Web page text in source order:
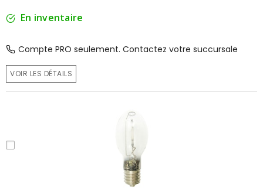
En inventaire
Compte PRO seulement. Contactez votre succursale
VOIR LES DÉTAILS